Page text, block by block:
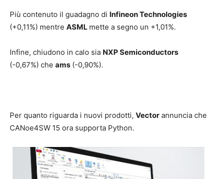
Più contenuto il guadagno di Infineon Technologies
(+0,11%) mentre ASML mette a segno un +1,01%.
Infine, chiudono in calo sia NXP Semiconductors
(-0,67%) che ams (-0,90%).
Per quanto riguarda i nuovi prodotti, Vector annuncia che
CANoe4SW 15 ora supporta Python.